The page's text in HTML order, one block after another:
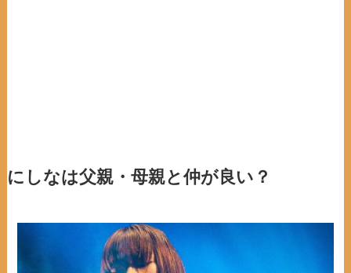
にしなは父親・母親と仲が良い？